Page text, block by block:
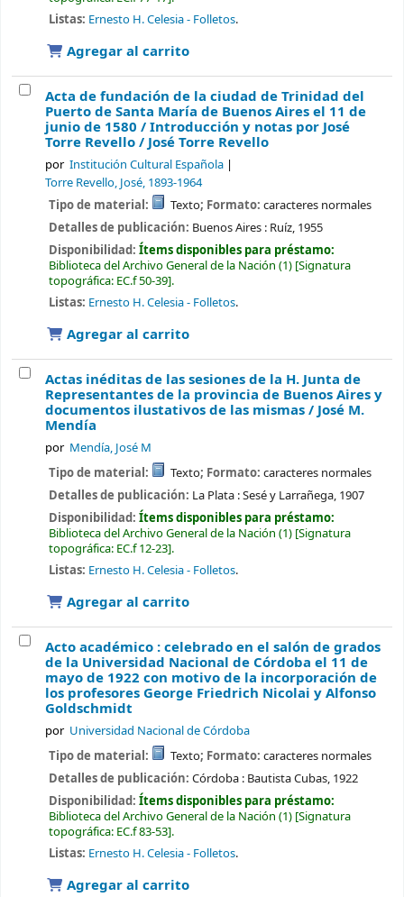
Listas: Ernesto H. Celesia - Folletos.
Agregar al carrito
Acta de fundación de la ciudad de Trinidad del
Puerto de Santa María de Buenos Aires el 11 de
junio de 1580 / Introducción y notas por José
Torre Revello / José Torre Revello
por Institución Cultural Española
Torre Revello, José, 1893-1964
Tipo de material: Texto; Formato:caracteres normales
Detalles de publicación: Buenos Aires : Ruíz, 1955
Disponibilidad: Ítems disponibles para préstamo:
Biblioteca del Archivo General de la Nación (1) Signatura
topográfica: EC.f 50-39 .
Listas: Ernesto H. Celesia - Folletos.
Agregar al carrito
Actas inéditas de las sesiones de la H. Junta de
Representantes de la provincia de Buenos Aires y
documentos ilustativos de las mismas / José M.
Mendía
por Mendía, José M
Tipo de material: Texto; Formato:caracteres normales
Detalles de publicación: La Plata :Sesé y Larrañega, 1907
Disponibilidad: Ítems disponibles para préstamo:
Biblioteca del Archivo General de la Nación (1) Signatura
topográfica: EC.f 12-23 .
Listas: Ernesto H. Celesia - Folletos.
Agregar al carrito
Acto académico : celebrado en el salón de grados
de la Universidad Nacional de Córdoba el 11 de
mayo de 1922 con motivo de la incorporación de
los profesores George Friedrich Nicolai y Alfonso
Goldschmidt
por Universidad Nacional de Córdoba
Tipo de material: Texto; Formato:caracteres normales
Detalles de publicación: Córdoba : Bautista Cubas, 1922
Disponibilidad: Ítems disponibles para préstamo:
Biblioteca del Archivo General de la Nación (1) Signatura
topográfica: EC.f 83-53 .
Listas: Ernesto H. Celesia - Folletos.
Agregar al carrito